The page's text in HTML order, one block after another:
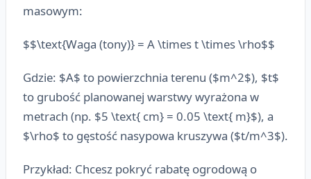
masowym:
$$\text{Waga (tony)} = A \times t \times \rho$$
Gdzie: $A$ to powierzchnia terenu ($m^2$), $t$
to grubość planowanej warstwy wyrażona w
metrach (np. $5 \text{ cm} = 0.05 \text{ m}$), a
$\rho$ to gęstość nasypowa kruszywa ($t/m^3$).
Przykład: Chcesz pokryć rabatę ogrodową o